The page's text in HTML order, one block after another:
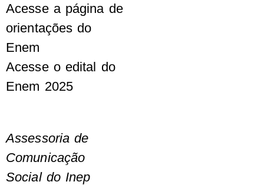
Acesse a página de
orientações do
Enem
Acesse o edital do
Enem 2025
Assessoria de
Comunicação
Social do Inep